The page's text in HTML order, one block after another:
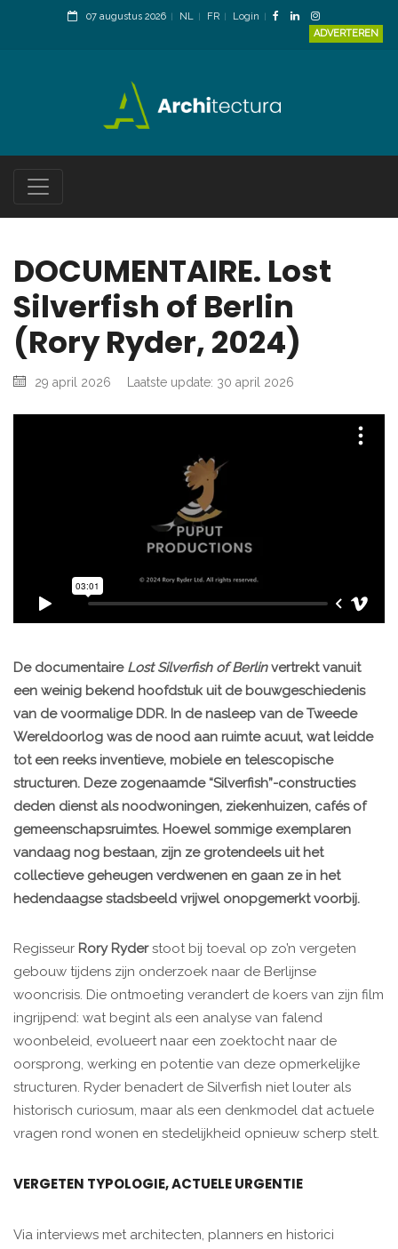
07 augustus 2026 NL FR
Login
ADVERTEREN
DOCUMENTAIRE. Lost
Silverfish of Berlin
(Rory Ryder, 2024)
29 april 2026 Laatste update: 30 april 2026
De documentaire Lost Silverfish of Berlinvertrekt vanuit
een weinig bekend hoofdstuk uit de bouwgeschiedenis
van de voormalige DDR. In de nasleep van de Tweede
Wereldoorlog was de nood aan ruimte acuut, wat leidde
tot een reeks inventieve, mobiele en telescopische
structuren. Deze zogenaamde “Silverfish”-constructies
deden dienst als noodwoningen, ziekenhuizen, cafés of
gemeenschapsruimtes. Hoewel sommige exemplaren
vandaag nog bestaan, zijn ze grotendeels uit het
collectieve geheugen verdwenen en gaan ze in het
hedendaagse stadsbeeld vrijwel onopgemerkt voorbij.
Regisseur Rory Ryderstoot bij toeval op zo’n vergeten
gebouw tijdens zijn onderzoek naar de Berlijnse
wooncrisis. Die ontmoeting verandert de koers van zijn film
ingrijpend: wat begint als een analyse van falend
woonbeleid, evolueert naar een zoektocht naar de
oorsprong, werking en potentie van deze opmerkelijke
structuren. Ryder benadert de Silverfish niet louter als
historisch curiosum, maar als een denkmodel dat actuele
vragen rond wonen en stedelijkheid opnieuw scherp stelt.
VERGETEN TYPOLOGIE, ACTUELE URGENTIE
Via interviews met architecten, planners en historici